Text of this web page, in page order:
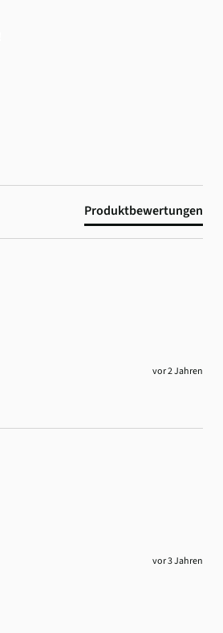
Produktbewertungen
vor 2 Jahren
vor 3 Jahren